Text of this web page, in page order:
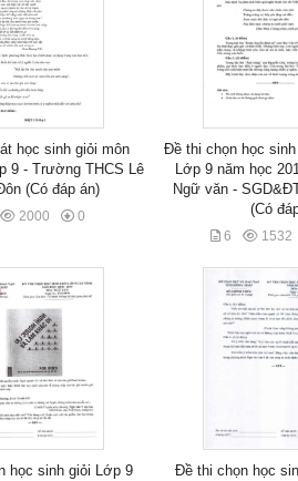
học sinh giỏi môn
9 - Trường THCS Lê
(Có đáp án)
2000 0
Đề thi chọn học
Lớp 9 năm học
Ngữ văn -
(Có
6 1532
học sinh giỏi Lớp 9
Đề thi chọn học